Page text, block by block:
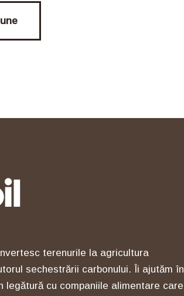
terenurile la agricultura
sechestrării carbonului. Îi ajutăm în
cu companiile alimentare care